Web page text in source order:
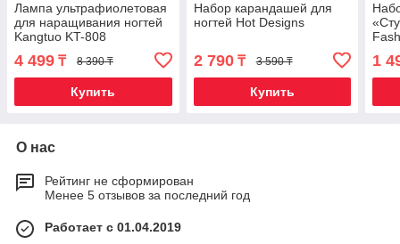
Лампа ультрафиолетовая
для наращивания ногтей
Kangtuo KT-808
4 499 ₸ 8 390 ₸
Купить
Набор карандашей для
ногтей Hot Designs
2 790₸ 3 590 ₸
Купить
1
О нас
Рейтинг не сформирован
Менее 5 отзывов за последний год
Работает с 01.04.2019